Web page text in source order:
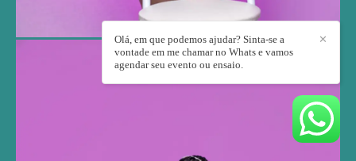
✕
Olá, em que podemos ajudar? Sinta-se a
vontade em me chamar no Whats e vamos
agendar seu evento ou ensaio.